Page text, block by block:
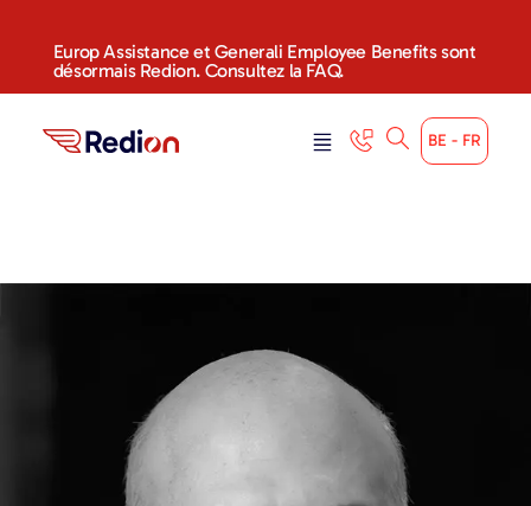
Europ Assistance et Generali Employee Benefits sont
désormais Redion. Consultez la FAQ.
BE - FR